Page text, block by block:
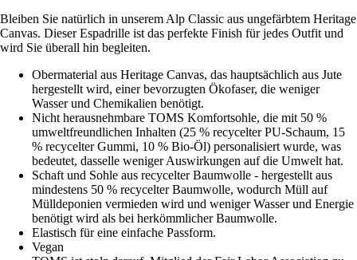
Bleiben Sie natürlich in unserem Alp Classic aus ungefärbtem Heritage
Canvas. Dieser Espadrille ist das perfekte Finish für jedes Outfit und
wird Sie überall hin begleiten.
Obermaterial aus Heritage Canvas, das hauptsächlich aus Jute
hergestellt wird, einer bevorzugten Ökofaser, die weniger
Wasser und Chemikalien benötigt.
Nicht herausnehmbare TOMS Komfortsohle, die mit 50 %
umweltfreundlichen Inhalten (25 % recycelter PU-Schaum, 15
% recycelter Gummi, 10 % Bio-Öl) personalisiert wurde, was
bedeutet, dasselle weniger Auswirkungen auf die Umwelt hat.
Schaft und Sohle aus recycelter Baumwolle - hergestellt aus
mindestens 50 % recycelter Baumwolle, wodurch Müll auf
Mülldeponien vermieden wird und weniger Wasser und Energie
benötigt wird als bei herkömmlicher Baumwolle.
Elastisch für eine einfache Passform.
Vegan